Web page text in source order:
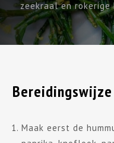
zeekraal en rokerige
Bereidingswijze
Maak eerst de